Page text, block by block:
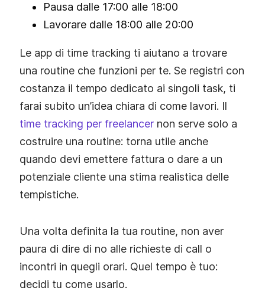
Pausa dalle 17:00 alle 18:00
Lavorare dalle 18:00 alle 20:00
Le app di time tracking ti aiutano a trovare
una routine che funzioni per te. Se registri con
costanza il tempo dedicato ai singoli task, ti
farai subito un’idea chiara di come lavori. Il
time tracking per freelancer non serve solo a
costruire una routine: torna utile anche
quando devi emettere fattura o dare a un
potenziale cliente una stima realistica delle
tempistiche.
Una volta definita la tua routine, non aver
paura di dire di no alle richieste di call o
incontri in quegli orari. Quel tempo è tuo:
decidi tu come usarlo.